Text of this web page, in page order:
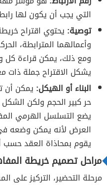
التي يجب أن يكون لها
توصية: يحتوي اقتراح
وأعمالهما المترابطة،
ومع ذلك، يمكن قراءة كل
يشكل الاقتراح جملة ذات
البناء أو الهيكل: يمكن أن
حر كبير الحجم ولكن
يضع التسلسل الهرمي
العرض لأنه يمكن وضعه
يقوم بمحاذاة العقد حسب
مراحل تصميم خريطة
مرحلة التحضير، التركيز على